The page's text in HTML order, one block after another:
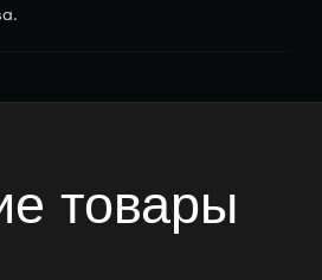
товары